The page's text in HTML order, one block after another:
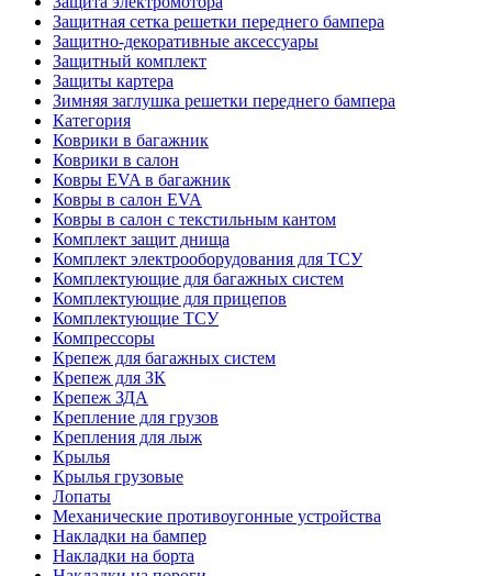
Защитная сетка решетки переднего бампера
Защитно-декоративные аксессуары
Защитный комплект
Защиты картера
Зимняя заглушка решетки переднего бампера
Категория
Коврики в багажник
Коврики в салон
Ковры EVA в багажник
Ковры в салон EVA
Ковры в салон с текстильным кантом
Комплект защит днища
Комплект электрооборудования для ТСУ
Комплектующие для багажных систем
Комплектующие для прицепов
Комплектующие ТСУ
Компрессоры
Крепеж для багажных систем
Крепеж для ЗК
Крепеж ЗДА
Крепление для грузов
Крепления для лыж
Крылья
Крылья грузовые
Лопаты
Механические противоугонные устройства
Накладки на бампер
Накладки на борта